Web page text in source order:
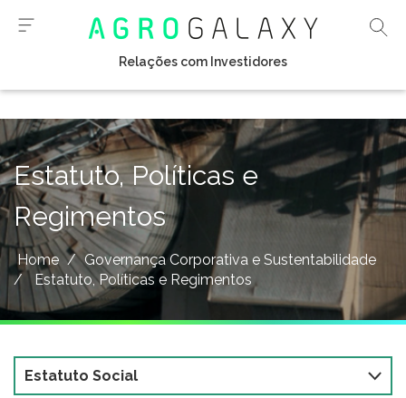
Relações com Investidores
Estatuto, Políticas e
Regimentos
Home / Governança Corporativa e Sustentabilidade
/
Estatuto, Políticas e Regimentos
Estatuto Social